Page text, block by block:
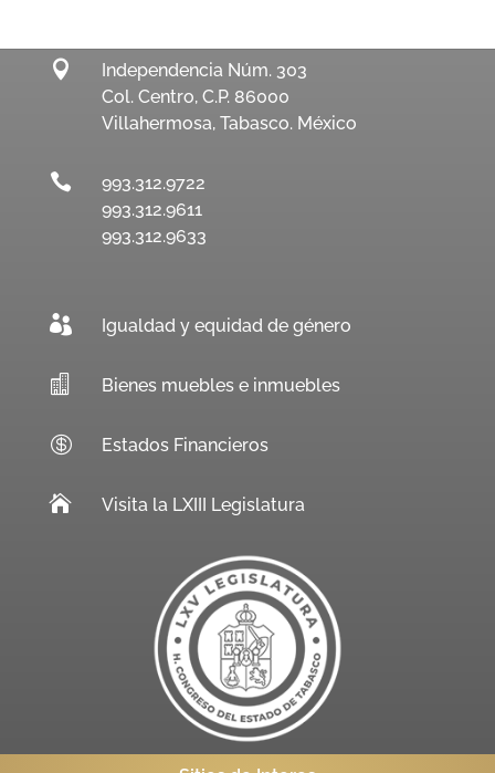

Independencia Núm. 303
Col. Centro, C.P. 86000
Villahermosa, Tabasco. México

993.312.9722
993.312.9611
993.312.9633
 Igualdad y equidad de género
 Bienes muebles e inmuebles
 Estados Financieros
 Visita la LXIII Legislatura